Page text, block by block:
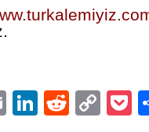
EmailLinkedIn
Reddit